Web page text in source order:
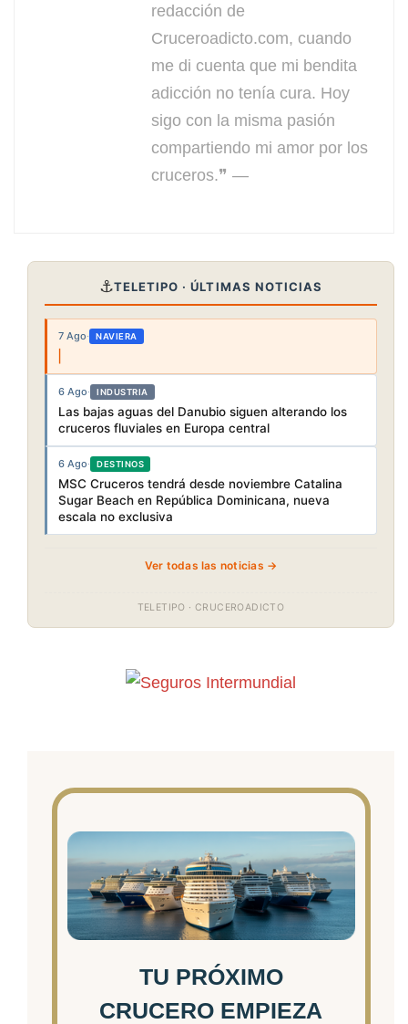
redacción de
Cruceroadicto.com, cuando
me di cuenta que mi bendita
adicción no tenía cura. Hoy
sigo con la misma pasión
compartiendo mi amor por los
cruceros.❞ —
⚓TELETIPO · ÚLTIMAS NOTICIAS
7 Ago· NAVIERA
6 Ago· INDUSTRIA
Las bajas aguas del Danubio siguen alterando los
cruceros fluviales en Europa central
6 Ago· DESTINOS
MSC Cruceros tendrá desde noviembre Catalina
Sugar Beach en República Dominicana, nueva
escala no exclusiva
Ver todas las noticias →
TELETIPO · CRUCEROADICTO